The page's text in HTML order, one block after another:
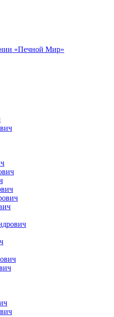
«Печной Мир»